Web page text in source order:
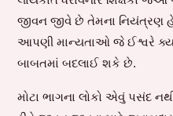
જીવન જીવે છે તેમના નિયંત્રણ
આપણી માન્યતાઓ જે ઈશ્વરે
બાબતમાં બદલાઈ શકે છે.
મોટા ભાગના લોકો એવું પસંદ